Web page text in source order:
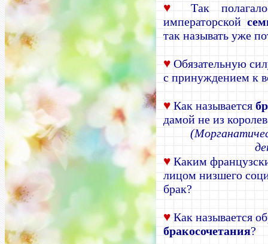
♥
Так
императорской
так называть уже
♥ Обязательную
с принуждением к
♥ Как называется
дамой не из
♥ Каким
лицом низшего
брак?
♥ Как называется
бракосочетания?